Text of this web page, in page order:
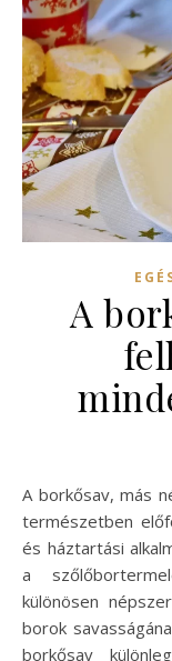
A
A borkősav, más néven kálium-hidrogén-tartátr, egy olyan
természetben
és háztartási
a
különösen
borok
borkősav